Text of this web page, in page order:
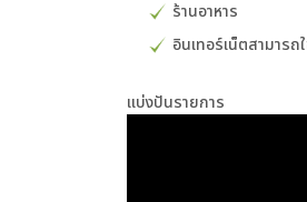
ร้านอาหาร
อินเทอร์เน็ตสามารถ
แบ่งปันรายการ